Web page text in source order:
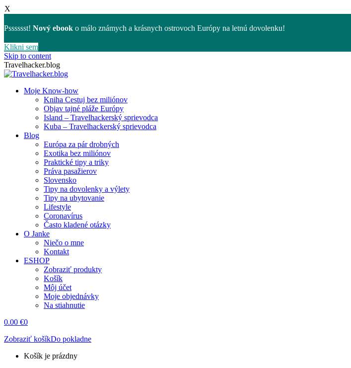
X
Psssssst! Nový ebook o málo známych a krásnych ostrovoch Európy na letnú dovolenku!
Klikni sem
Skip to content
Travelhacker.blog
Moje Know-how
Kniha Cestuj bez miliónov
Objav tajné pláže Európy
Island – Travelhackerský sprievodca
Kuba – Travelhackerský sprievodca
Blog
Európa za pár drobných
Exotika bez miliónov
Praktické tipy a triky
Práva pasažierov
Slovensko
Tipy na dovolenky a výlety
Tipy na ubytovanie
Lifestyle
Coronavírus
Často kladené otázky
O Janke
Niečo o mne
Kontakt
ESHOP
Zobraziť produkty
Košík
Môj účet
Moje objednávky
Na stiahnutie
0.00 €0
Zobraziť košíkDo pokladne
Košík je prázdny